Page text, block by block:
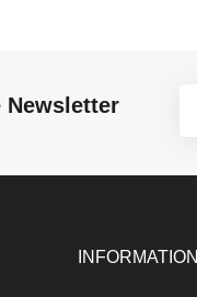
Newsletter
INFORMATION